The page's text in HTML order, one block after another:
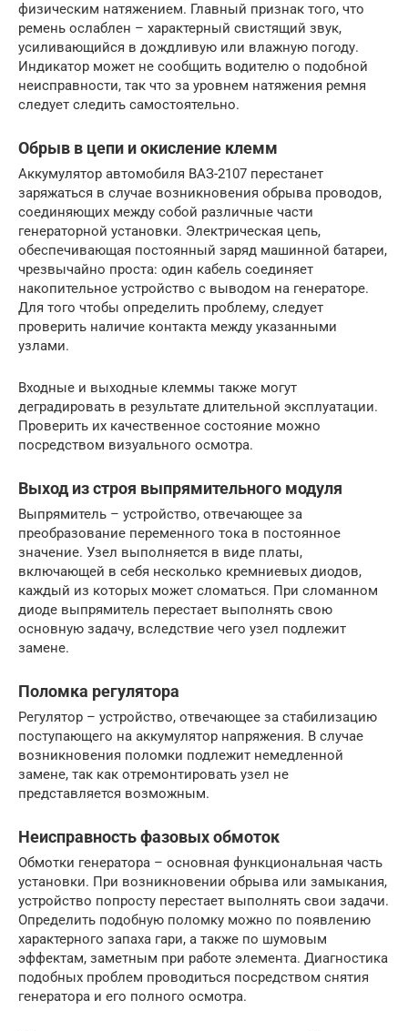
физическим натяжением. Главный признак того, что
ремень ослаблен – характерный свистящий звук,
усиливающийся в дождливую или влажную погоду.
Индикатор может не сообщить водителю о подобной
неисправности, так что за уровнем натяжения ремня
следует следить самостоятельно.
Обрыв в цепи и окисление клемм
Аккумулятор автомобиля ВАЗ-2107 перестанет
заряжаться в случае возникновения обрыва проводов,
соединяющих между собой различные части
генераторной установки. Электрическая цепь,
обеспечивающая постоянный заряд машинной батареи,
чрезвычайно проста: один кабель соединяет
накопительное устройство с выводом на генераторе.
Для того чтобы определить проблему, следует
проверить наличие контакта между указанными
узлами.
Входные и выходные клеммы также могут
деградировать в результате длительной эксплуатации.
Проверить их качественное состояние можно
посредством визуального осмотра.
Выход из строя выпрямительного модуля
Выпрямитель – устройство, отвечающее за
преобразование переменного тока в постоянное
значение. Узел выполняется в виде платы,
включающей в себя несколько кремниевых диодов,
каждый из которых может сломаться. При сломанном
диоде выпрямитель перестает выполнять свою
основную задачу, вследствие чего узел подлежит
замене.
Поломка регулятора
Регулятор – устройство, отвечающее за стабилизацию
поступающего на аккумулятор напряжения. В случае
возникновения поломки подлежит немедленной
замене, так как отремонтировать узел не
представляется возможным.
Неисправность фазовых обмоток
Обмотки генератора – основная функциональная часть
установки. При возникновении обрыва или замыкания,
устройство попросту перестает выполнять свои задачи.
Определить подобную поломку можно по появлению
характерного запаха гари, а также по шумовым
эффектам, заметным при работе элемента. Диагностика
подобных проблем проводиться посредством снятия
генератора и его полного осмотра.